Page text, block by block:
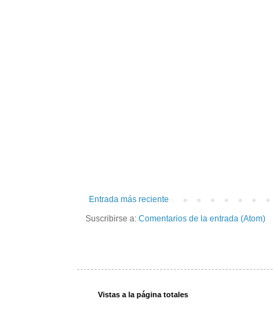
Entrada más reciente
Suscribirse a: Comentarios de la entrada (Atom)
Vistas a la página totales